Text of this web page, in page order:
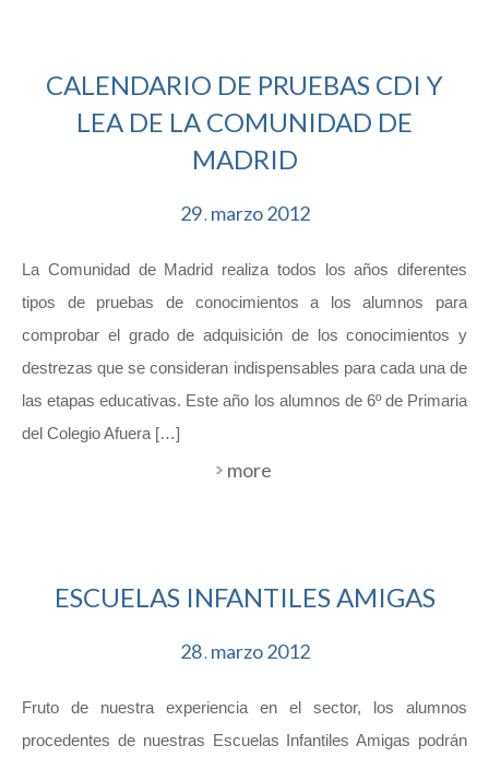
CALENDARIO DE PRUEBAS CDI Y
LEA DE LA COMUNIDAD DE
MADRID
29. marzo2012
La Comunidad de Madrid realiza todos los años diferentes
tipos de pruebas de conocimientos a los alumnos para
comprobar el grado de adquisición de los conocimientos y
destrezas que se consideran indispensables para cada una de
las etapas educativas. Este año los alumnos de 6º de Primaria
del Colegio Afuera […]
more
ESCUELAS INFANTILES AMIGAS
28. marzo2012
Fruto de nuestra experiencia en el sector, los alumnos
procedentes de nuestras Escuelas Infantiles Amigas podrán